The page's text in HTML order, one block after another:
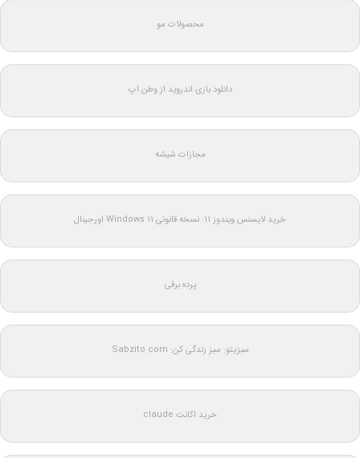
محصولات مو
دانلود بازی اندروید از وطن اپ
مجازات شیشه
خرید لایسنس ویندوز 11: نسخه قانونی Windows 11 اورجینال
پرده برقی
سبزیتو: سبز زندگی کن: Sabzito.com
خرید اکانت claude